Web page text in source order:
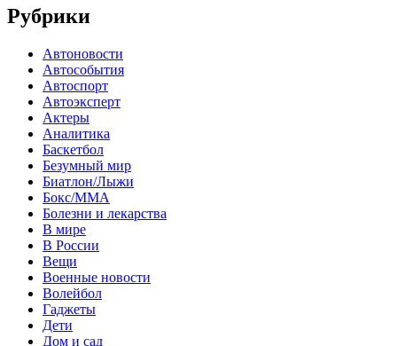
Рубрики
Автоновости
Автособытия
Автоспорт
Автоэксперт
Актеры
Аналитика
Баскетбол
Безумный мир
Биатлон/Лыжи
Бокс/MMA
Болезни и лекарства
В мире
В России
Вещи
Военные новости
Волейбол
Гаджеты
Дети
Дом и сад